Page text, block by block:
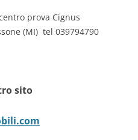
prova Cignus
(MI) tel 039794790
sito